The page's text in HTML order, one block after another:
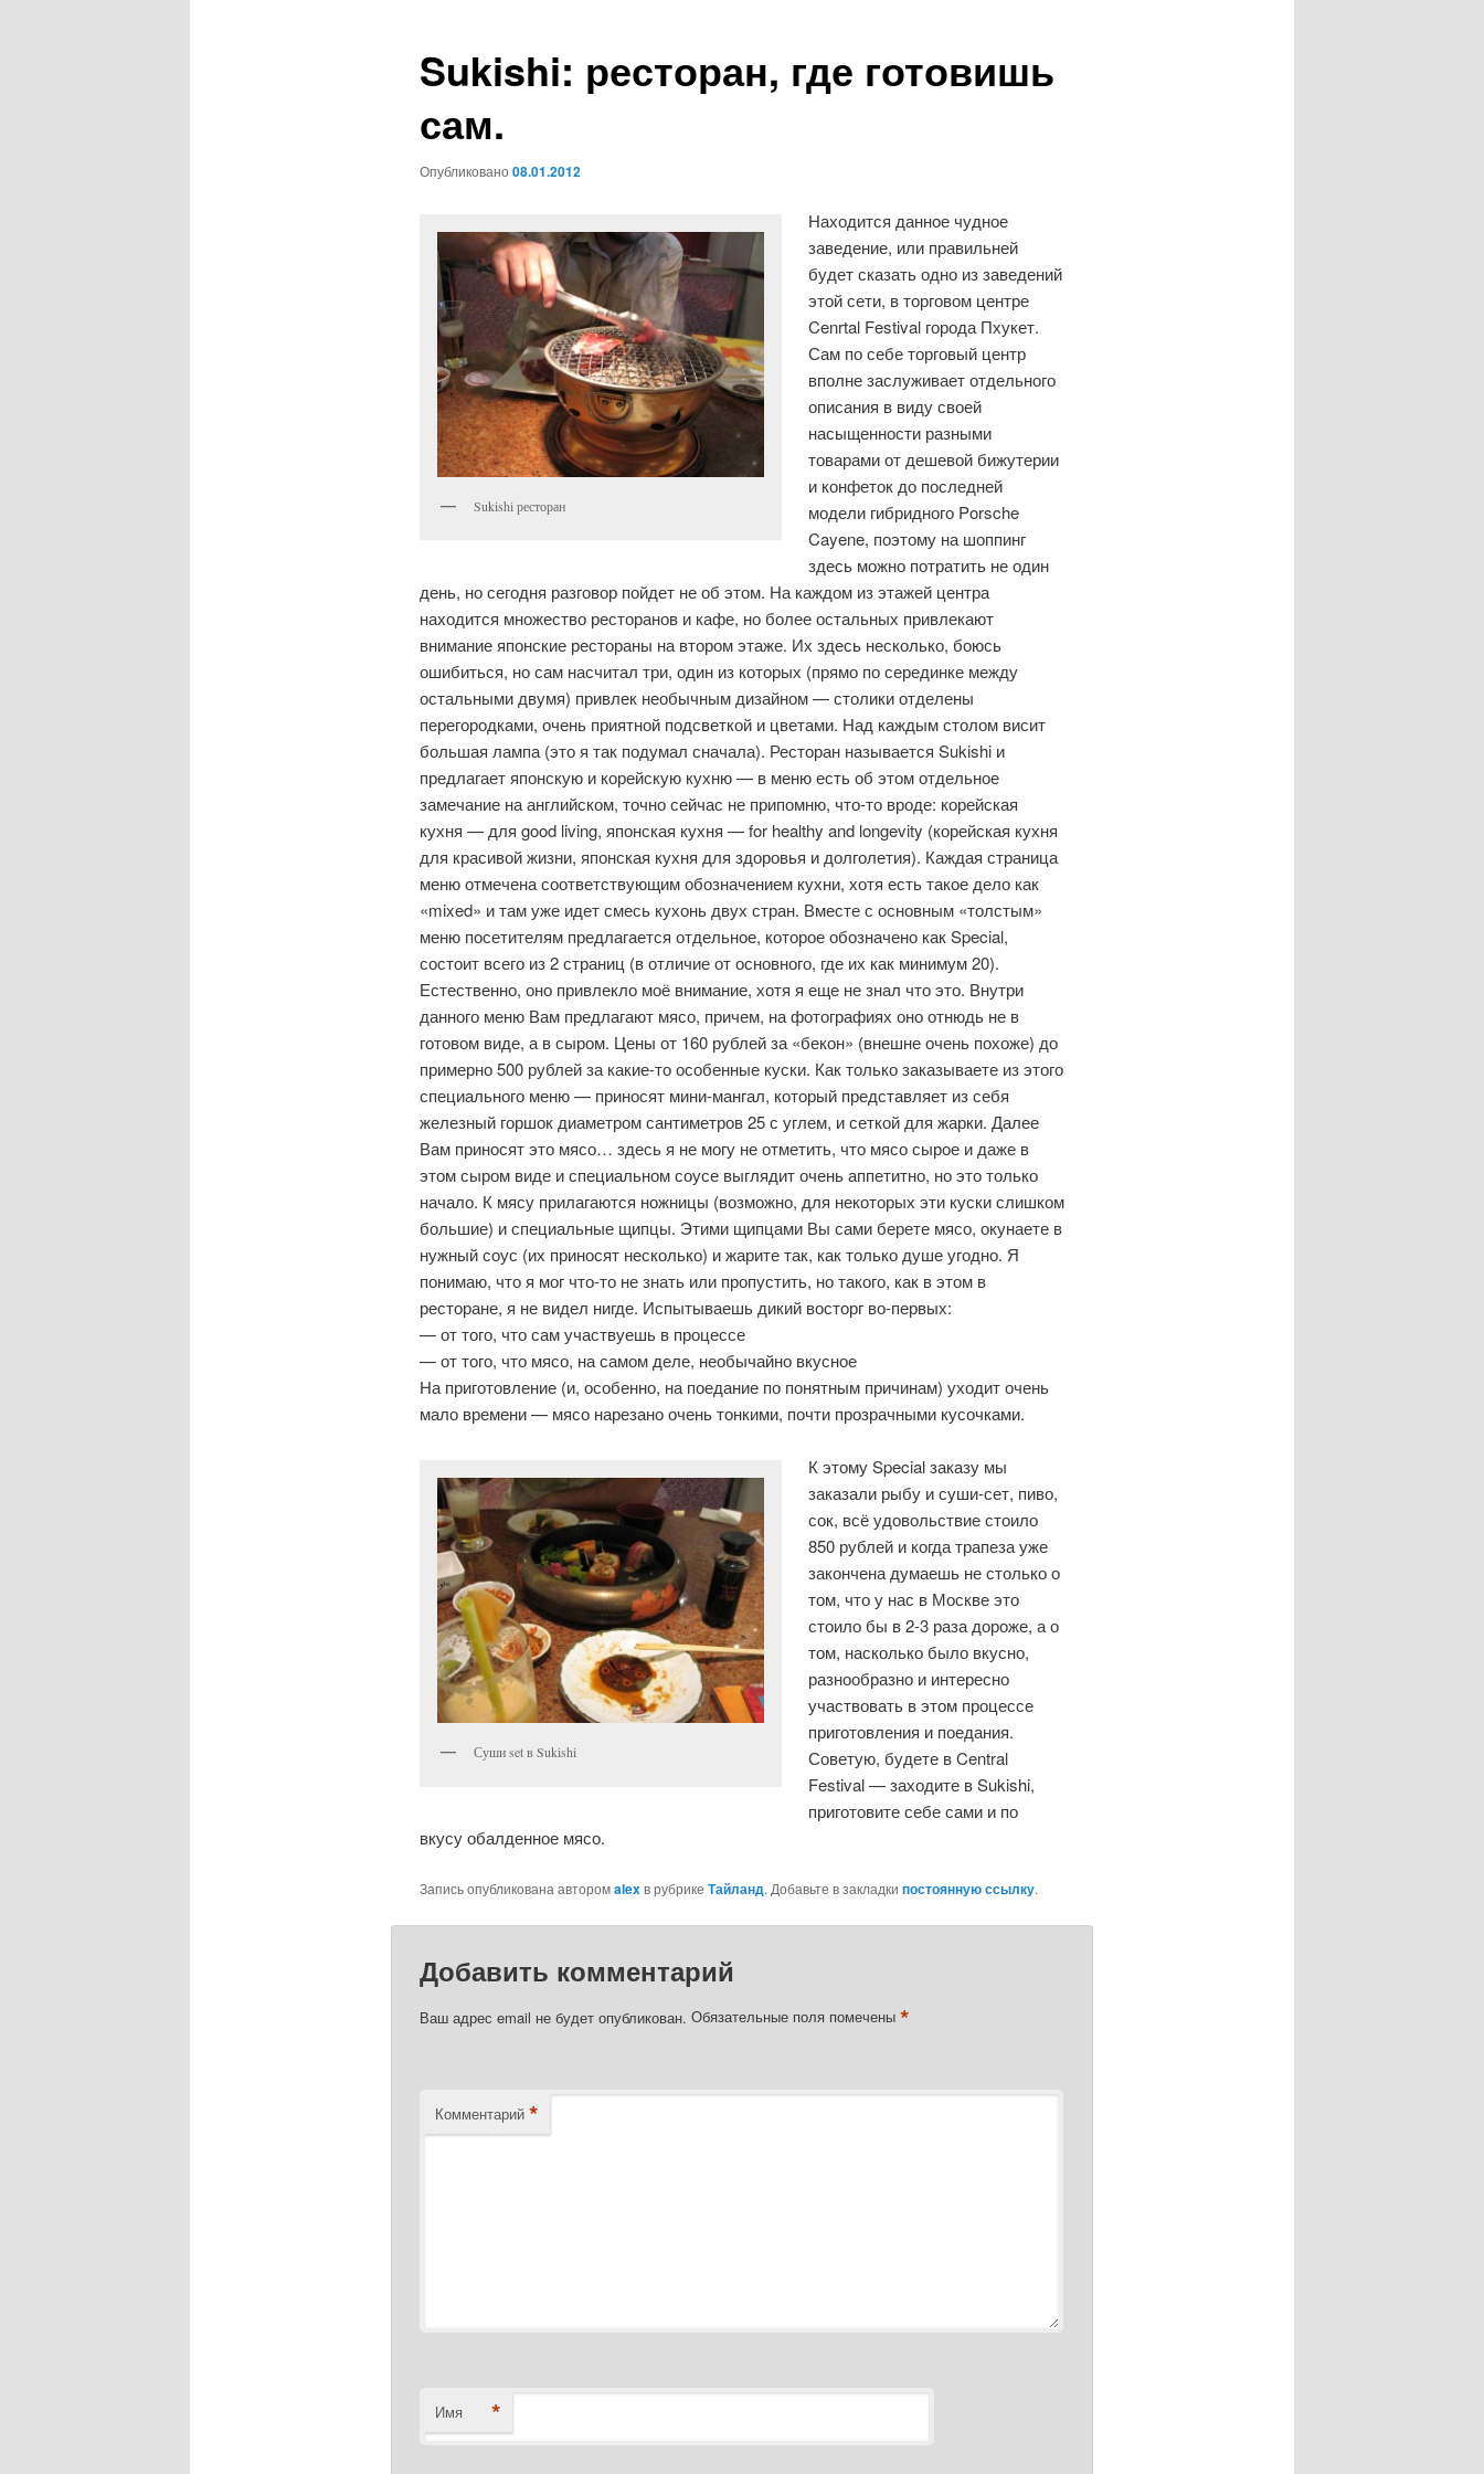
Sukishi: ресторан, где готовишь
сам.
Опубликовано 08.01.2012
Sukishi ресторан
Находится данное чудное
заведение, или правильней
будет сказать одно из заведений
этой сети, в торговом центре
Cenrtal Festival города Пхукет.
Сам по себе торговый центр
вполне заслуживает отдельного
описания в виду своей
насыщенности разными
товарами от дешевой бижутерии
и конфеток до последней
модели гибридного Porsche
Cayene, поэтому на шоппинг
здесь можно потратить не один
день, но сегодня разговор пойдет не об этом. На каждом из этажей центра
находится множество ресторанов и кафе, но более остальных привлекают
внимание японские рестораны на втором этаже. Их здесь несколько, боюсь
ошибиться, но сам насчитал три, один из которых (прямо по серединке между
остальными двумя) привлек необычным дизайном — столики отделены
перегородками, очень приятной подсветкой и цветами. Над каждым столом висит
большая лампа (это я так подумал сначала). Ресторан называется Sukishi и
предлагает японскую и корейскую кухню — в меню есть об этом отдельное
замечание на английском, точно сейчас не припомню, что-то вроде: корейская
кухня — для good living, японская кухня — for healthy and longevity (корейская кухня
для красивой жизни, японская кухня для здоровья и долголетия). Каждая страница
меню отмечена соответствующим обозначением кухни, хотя есть такое дело как
«mixed» и там уже идет смесь кухонь двух стран. Вместе с основным «толстым»
меню посетителям предлагается отдельное, которое обозначено как Special,
состоит всего из 2 страниц (в отличие от основного, где их как минимум 20).
Естественно, оно привлекло моё внимание, хотя я еще не знал что это. Внутри
данного меню Вам предлагают мясо, причем, на фотографиях оно отнюдь не в
готовом виде, а в сыром. Цены от 160 рублей за «бекон» (внешне очень похоже) до
примерно 500 рублей за какие-то особенные куски. Как только заказываете из этого
специального меню — приносят мини-мангал, который представляет из себя
железный горшок диаметром сантиметров 25 с углем, и сеткой для жарки. Далее
Вам приносят это мясо… здесь я не могу не отметить, что мясо сырое и даже в
этом сыром виде и специальном соусе выглядит очень аппетитно, но это только
начало. К мясу прилагаются ножницы (возможно, для некоторых эти куски слишком
большие) и специальные щипцы. Этими щипцами Вы сами берете мясо, окунаете в
нужный соус (их приносят несколько) и жарите так, как только душе угодно. Я
понимаю, что я мог что-то не знать или пропустить, но такого, как в этом в
ресторане, я не видел нигде. Испытываешь дикий восторг во-первых:
— от того, что сам участвуешь в процессе
— от того, что мясо, на самом деле, необычайно вкусное
На приготовление (и, особенно, на поедание по понятным причинам) уходит очень
мало времени — мясо нарезано очень тонкими, почти прозрачными кусочками.
Суши set в Sukishi
К этому Special заказу мы
заказали рыбу и суши-сет, пиво,
сок, всё удовольствие стоило
850 рублей и когда трапеза уже
закончена думаешь не столько о
том, что у нас в Москве это
стоило бы в 2-3 раза дороже, а о
том, насколько было вкусно,
разнообразно и интересно
участвовать в этом процессе
приготовления и поедания.
Советую, будете в Central
Festival — заходите в Sukishi,
приготовите себе сами и по
вкусу обалденное мясо.
Запись опубликована авторомalexв рубрике Тайланд. Добавьте в закладки постоянную ссылку.
Добавить комментарий
Ваш адрес email не будет опубликован. Обязательные поля помечены *
Комментарий *
Имя *